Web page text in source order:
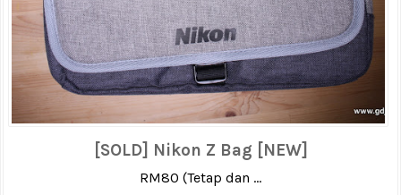
[SOLD] Nikon Z Bag [NEW]
RM80 (Tetap dan ...